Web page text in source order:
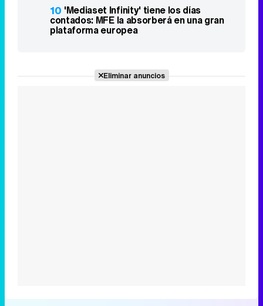
10 'Mediaset Infinity' tiene los días
contados: MFE la absorberá en una gran
plataforma europea
Eliminar anuncios